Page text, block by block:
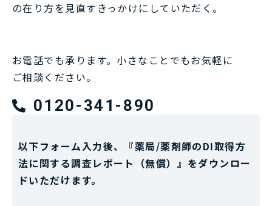
の在り方を見直すきっかけにしていただく。
お電話でも承ります。小さなことでもお気軽に
ご相談ください。
0120-341-890
以下フォーム入力後、『薬局/薬剤師のDI取得方
法に関する調査レポート（無償）』をダウンロー
ドいただけます。